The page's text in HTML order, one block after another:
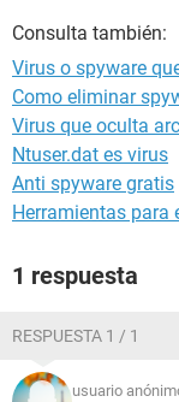
acabaron las ideas.
Consulta también:
Virus o spyware
Como eliminar
Virus que oculta
Ntuser.dat es virus
Anti spyware gratis
Herramientas
1 respuesta
RESPUESTA 1 / 1
usuario